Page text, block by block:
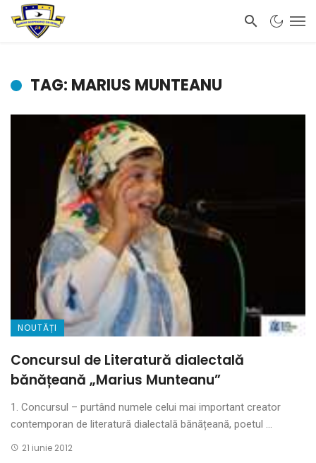
TAG: MARIUS MUNTEANU
NOUTĂȚI
Concursul de Literatură dialectală
bănățeană „Marius Munteanu”
1. Concursul – purtând numele celui mai important creator
contemporan de literatură dialectală bănățeană, poetul ...
21 iunie 2012